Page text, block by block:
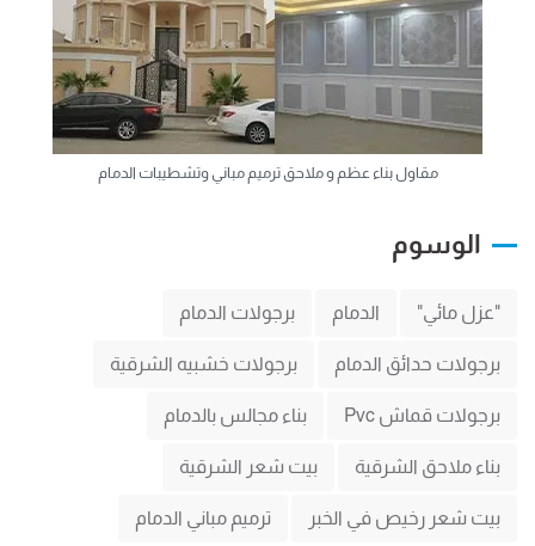
مقاول بناء عظم و ملاحق ترميم مباني وتشطيبات الدمام
الوسوم
"عزل مائي" الدمام برجولات الدمام
برجولات حدائق الدمام برجولات خشبيه الشرقية
برجولات قماش Pvc بناء مجالس بالدمام
بناء ملاحق الشرقية بيت شعر الشرقية
بيت شعر رخيص في الخبر ترميم مباني الدمام